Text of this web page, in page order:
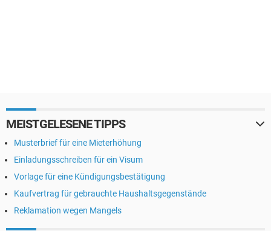
MEISTGELESENE TIPPS
Musterbrief für eine Mieterhöhung
Einladungsschreiben für ein Visum
Vorlage für eine Kündigungsbestätigung
Kaufvertrag für gebrauchte Haushaltsgegenstände
Reklamation wegen Mangels